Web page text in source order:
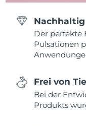
Nachhaltig
Der perfekte
Pulsationen
Frei von
Bei der
Produkts